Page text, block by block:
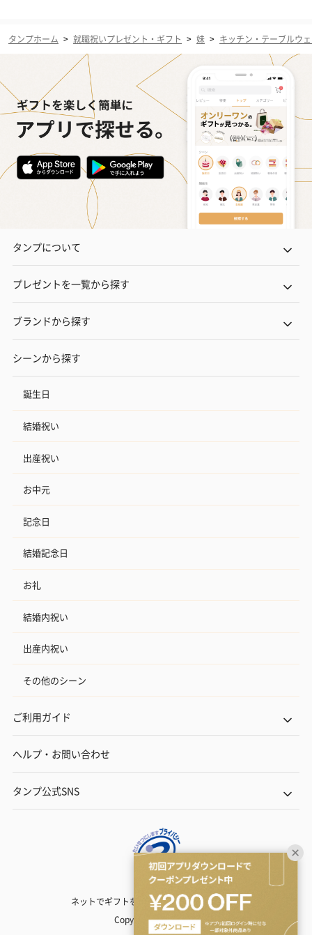
タンプホーム > 就職祝いプレゼント・ギフト > 妹 > キッチン・テーブルウ
タンプについて
プレゼントを一覧から探す
ブランドから探す
シーンから探す
誕生日
結婚祝い
出産祝い
お中元
記念日
結婚記念日
お礼
結婚内祝い
出産内祝い
その他のシーン
ご利用ガイド
ヘルプ・お問い合わせ
タンプ公式SNS
ネットでギフトを贈るなら | TANP（タンプ）
Copyright© TANP Inc.